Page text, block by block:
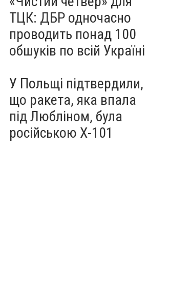
ТЦК: ДБР одночасно
проводить понад 100
обшуків по всій Україні
У Польщі підтвердили,
що ракета, яка впала
під Любліном, була
російською Х-101